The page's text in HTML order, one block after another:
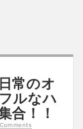
常のオ
ルなハ
合！！